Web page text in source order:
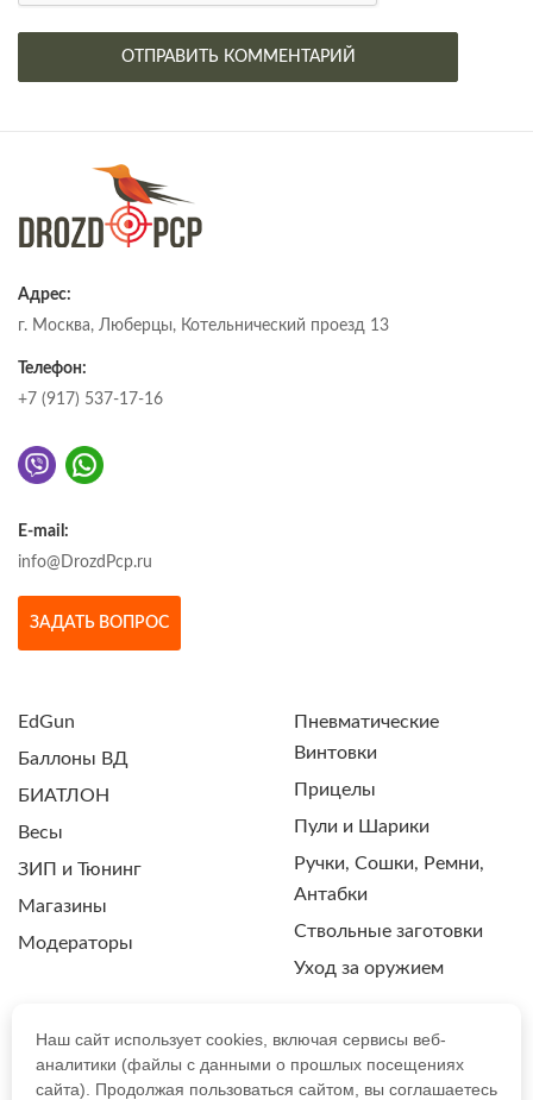
Адрес:
г. Москва, Люберцы, Котельнический проезд 13
Телефон:
+7 (917) 537-17-16
E-mail:
info@DrozdPcp.ru
ЗАДАТЬ ВОПРОС
EdGun
Баллоны ВД
БИАТЛОН
Весы
ЗИП и Тюнинг
Магазины
Модераторы
Пневматические
Винтовки
Прицелы
Пули и Шарики
Ручки, Сошки, Ремни,
Антабки
Ствольные заготовки
Уход за оружием
ПОЛИТИКА КОНФИДЕНЦИАЛЬНОСТИ
Наш сайт использует cookies, включая сервисы веб-
аналитики (файлы с данными о прошлых посещениях
сайта). Продолжая пользоваться сайтом, вы соглашаетесь